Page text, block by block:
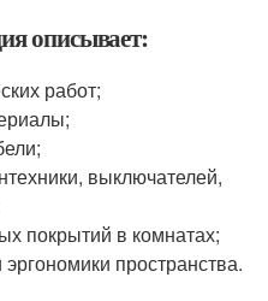
описывает:
работ;
выключателей,
покрытий в комнатах;
пространства.